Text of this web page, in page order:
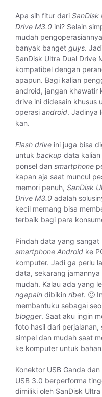
Apa sih fitur dari SanDisk
Drive M3.0 ini? Selain
mudah
banyak banget guys.
SanDisk Ultra Dual Drive
kompatibel dengan
apapun. Bagi kalian
android, jangan khawatir
drive ini didesain khusus
operasi android. Jadinya
kan.
Flash drive ini juga bisa
untuk backup data
ponsel dan smartphone
kapan aja saat muncul
memori penuh, SanDisk
Drive M3.0 adalah
kecil memang bisa
terbaik bagi para
Pindah data yang sangat
smartphone Android ke
komputer. Jadi ga perlu
data, sekarang jamannya
mudah. Kalau ada yang
ngapain dibikin ribet. 🙂
membantuku sebagai
blogger. Saat aku ingin
foto hasil dari perjalanan,
simpel dan mudah saat
ke komputer untuk
Konektor USB Ganda
USB 3.0 berperforma
dimiliki oleh SanDisk